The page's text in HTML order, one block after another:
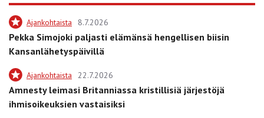
Ajankohtaista 8.7.2026
Pekka Simojoki paljasti elämänsä hengellisen biisin
Kansanlähetyspäivillä
Ajankohtaista 22.7.2026
Amnesty leimasi Britanniassa kristillisiä järjestöjä
ihmisoikeuksien vastaisiksi